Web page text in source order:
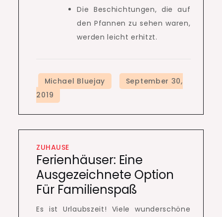
Die Beschichtungen, die auf
den Pfannen zu sehen waren,
werden leicht erhitzt.
ZUHAUSE
Ferienhäuser: Eine
Ausgezeichnete Option
Für Familienspaß
Es ist Urlaubszeit! Viele wunderschöne